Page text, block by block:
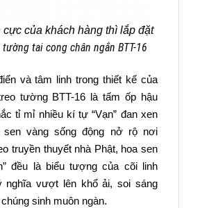
của khách hàng thì lắp đặt
tai cong chân ngắn BTT-16
và tâm linh trong thiết kế của
tường BTT-16 là tấm ốp hậu
tỉ mỉ nhiều kí tự “Vạn” đan xen
sen vàng sống động nở rộ nơi
truyền thuyết nhà Phật, hoa sen
đều là biểu tượng của cõi linh
nghĩa vượt lên khổ ải, soi sáng
sinh muôn ngàn.